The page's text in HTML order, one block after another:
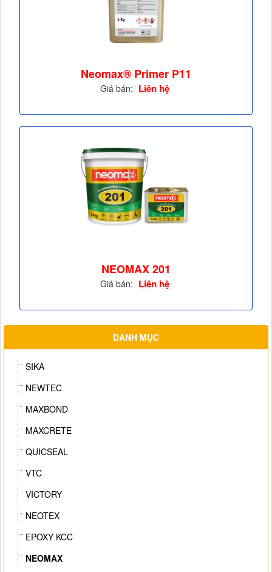
Neomax® Primer P11
Giá bán: Liên hệ
NEOMAX 201
Giá bán: Liên hệ
DANH MỤC
SIKA
NEWTEC
MAXBOND
MAXCRETE
QUICSEAL
VTC
VICTORY
NEOTEX
EPOXY KCC
NEOMAX